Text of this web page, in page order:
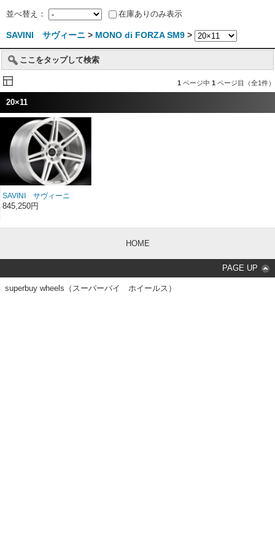
並べ替え： 在庫ありのみ表示
SAVINI サヴィーニ > MONO di FORZA SM9 >
ここをタップして検索
1 ページ中 1 ページ目（全1件）
20×11
SAVINI サヴィーニ
MONO di FORZA モノ デ
845,250円
HOME
PAGE UP
superbuy wheels（スーパーバイ ホイールス）